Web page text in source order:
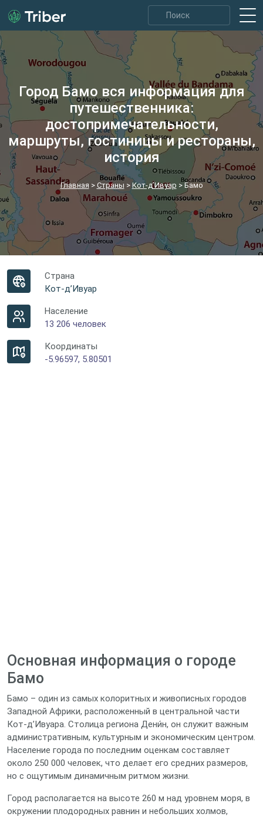
Город Бамо вся информация для
путешественника:
достопримечательности,
маршруты, гостиницы и рестораны,
история
Главная > Страны > Кот-д’Ивуар > Бамо
Страна
Кот-д’Ивуар
Население
13 206 человек
Координаты
-5.96597, 5.80501
Основная информация о городе
Бамо
Бамо – один из самых колоритных и живописных городов
Западной Африки, расположенный в центральной части
Кот-д’Ивуара. Столица региона Дени́н, он служит важным
административным, культурным и экономическим центром.
Население города по последним оценкам составляет
около 250 000 человек, что делает его средних размеров,
но с ощутимым динамичным ритмом жизни.
Город располагается на высоте 260 м над уровнем моря, в
окружении плодородных равнин и небольших холмов,